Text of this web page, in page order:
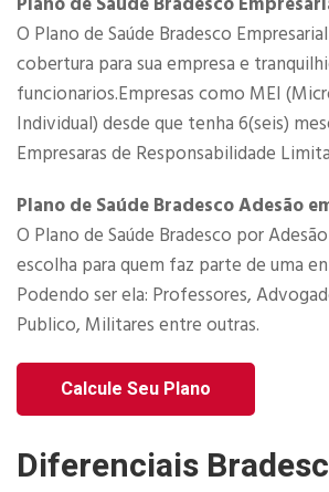
O Plano de Saúde Bradesco
cobertura para sua empresa e
funcionarios.Empresas como MEI
Individual) desde que tenha 6(seis)
Empresaras de Responsabilidade
Plano de Saúde Bradesco Adesão
O Plano de Saúde Bradesco por
escolha para quem faz parte de uma
Podendo ser ela: Professores,
Publico, Militares entre outras.
Calcule Seu Plano
Diferenciais